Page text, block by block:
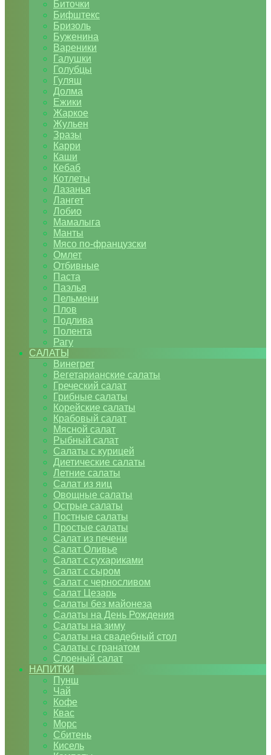
Биточки
Бифштекс
Бризоль
Буженина
Вареники
Галушки
Голубцы
Гуляш
Долма
Ежики
Жаркое
Жульен
Зразы
Карри
Каши
Кебаб
Котлеты
Лазанья
Лангет
Лобио
Мамалыга
Манты
Мясо по-французски
Омлет
Отбивные
Паста
Паэлья
Пельмени
Плов
Подлива
Полента
Рагу
САЛАТЫ
Винегрет
Вегетарианские салаты
Греческий салат
Грибные салаты
Корейские салаты
Крабовый салат
Мясной салат
Рыбный салат
Салаты с курицей
Диетические салаты
Летние салаты
Салат из яиц
Овощные салаты
Острые салаты
Постные салаты
Простые салаты
Салат из печени
Салат Оливье
Салат с сухариками
Салат с сыром
Салат с черносливом
Салат Цезарь
Салаты без майонеза
Салаты на День Рождения
Салаты на зиму
Салаты на свадебный стол
Салаты с гранатом
Слоеный салат
НАПИТКИ
Пунш
Чай
Кофе
Квас
Морс
Сбитень
Кисель